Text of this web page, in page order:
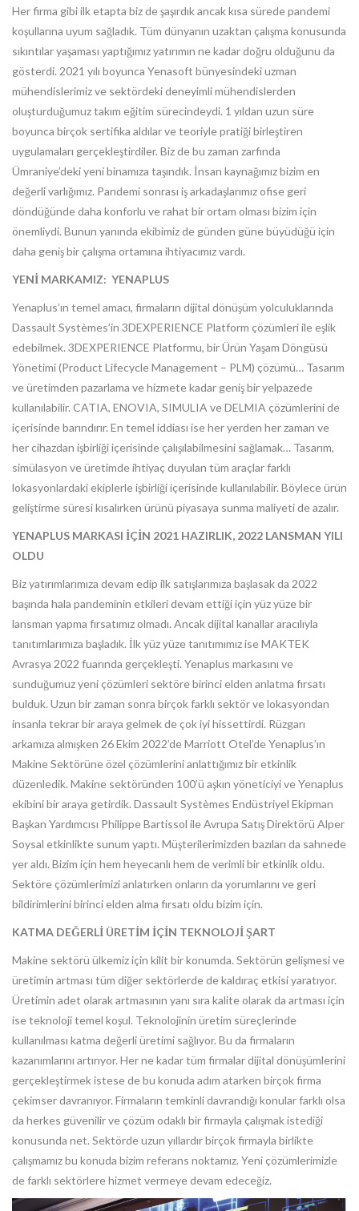
Her firma gibi ilk etapta biz de şaşırdık ancak kısa sürede pandemi
koşullarına uyum sağladık. Tüm dünyanın uzaktan çalışma konusunda
sıkıntılar yaşaması yaptığımız yatırımın ne kadar doğru olduğunu da
gösterdi. 2021 yılı boyunca Yenasoft bünyesindeki uzman
mühendislerimiz ve sektördeki deneyimli mühendislerden
oluşturduğumuz takım eğitim sürecindeydi. 1 yıldan uzun süre
boyunca birçok sertifika aldılar ve teoriyle pratiği birleştiren
uygulamaları gerçekleştirdiler. Biz de bu zaman zarfında
Ümraniye’deki yeni binamıza taşındık. İnsan kaynağımız bizim en
değerli varlığımız. Pandemi sonrası iş arkadaşlarımız ofise geri
döndüğünde daha konforlu ve rahat bir ortam olması bizim için
önemliydi. Bunun yanında ekibimiz de günden güne büyüdüğü için
daha geniş bir çalışma ortamına ihtiyacımız vardı.
YENİ MARKAMIZ: YENAPLUS
Yenaplus’ın temel amacı, firmaların dijital dönüşüm yolculuklarında
Dassault Systèmes’in 3DEXPERIENCE Platform çözümleri ile eşlik
edebilmek. 3DEXPERIENCE Platformu, bir Ürün Yaşam Döngüsü
Yönetimi (Product Lifecycle Management – PLM) çözümü… Tasarım
ve üretimden pazarlama ve hizmete kadar geniş bir yelpazede
kullanılabilir. CATIA, ENOVIA, SIMULIA ve DELMIA çözümlerini de
içerisinde barındırır. En temel iddiası ise her yerden her zaman ve
her cihazdan işbirliği içerisinde çalışılabilmesini sağlamak… Tasarım,
simülasyon ve üretimde ihtiyaç duyulan tüm araçlar farklı
lokasyonlardaki ekiplerle işbirliği içerisinde kullanılabilir. Böylece ürün
geliştirme süresi kısalırken ürünü piyasaya sunma maliyeti de azalır.
YENAPLUS MARKASI İÇİN 2021 HAZIRLIK, 2022 LANSMAN YILI
OLDU
Biz yatırımlarımıza devam edip ilk satışlarımıza başlasak da 2022
başında hala pandeminin etkileri devam ettiği için yüz yüze bir
lansman yapma fırsatımız olmadı. Ancak dijital kanallar aracılıyla
tanıtımlarımıza başladık. İlk yüz yüze tanıtımımız ise MAKTEK
Avrasya 2022 fuarında gerçekleşti. Yenaplus markasını ve
sunduğumuz yeni çözümleri sektöre birinci elden anlatma fırsatı
bulduk. Uzun bir zaman sonra birçok farklı sektör ve lokasyondan
insanla tekrar bir araya gelmek de çok iyi hissettirdi. Rüzgarı
arkamıza almışken 26 Ekim 2022’de Marriott Otel’de Yenaplus’ın
Makine Sektörüne özel çözümlerini anlattığımız bir etkinlik
düzenledik. Makine sektöründen 100’ü aşkın yöneticiyi ve Yenaplus
ekibini bir araya getirdik. Dassault Systèmes Endüstriyel Ekipman
Başkan Yardımcısı Philippe Bartissol ile Avrupa Satış Direktörü Alper
Soysal etkinlikte sunum yaptı. Müşterilerimizden bazıları da sahnede
yer aldı. Bizim için hem heyecanlı hem de verimli bir etkinlik oldu.
Sektöre çözümlerimizi anlatırken onların da yorumlarını ve geri
bildirimlerini birinci elden alma fırsatı oldu bizim için.
KATMA DEĞERLİ ÜRETİM İÇİN TEKNOLOJİ ŞART
Makine sektörü ülkemiz için kilit bir konumda. Sektörün gelişmesi ve
üretimin artması tüm diğer sektörlerde de kaldıraç etkisi yaratıyor.
Üretimin adet olarak artmasının yanı sıra kalite olarak da artması için
ise teknoloji temel koşul. Teknolojinin üretim süreçlerinde
kullanılması katma değerli üretimi sağlıyor. Bu da firmaların
kazanımlarını artırıyor. Her ne kadar tüm firmalar dijital dönüşümlerini
gerçekleştirmek istese de bu konuda adım atarken birçok firma
çekimser davranıyor. Firmaların temkinli davrandığı konular farklı olsa
da herkes güvenilir ve çözüm odaklı bir firmayla çalışmak istediği
konusunda net. Sektörde uzun yıllardır birçok firmayla birlikte
çalışmamız bu konuda bizim referans noktamız. Yeni çözümlerimizle
de farklı sektörlere hizmet vermeye devam edeceğiz.